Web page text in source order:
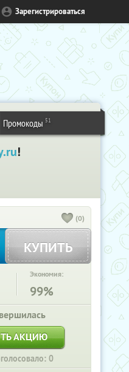
Зарегистрироваться
Промокоды 51
!
(0)
КУПИТЬ
Экономия:
99%
АКЦИЮ
0